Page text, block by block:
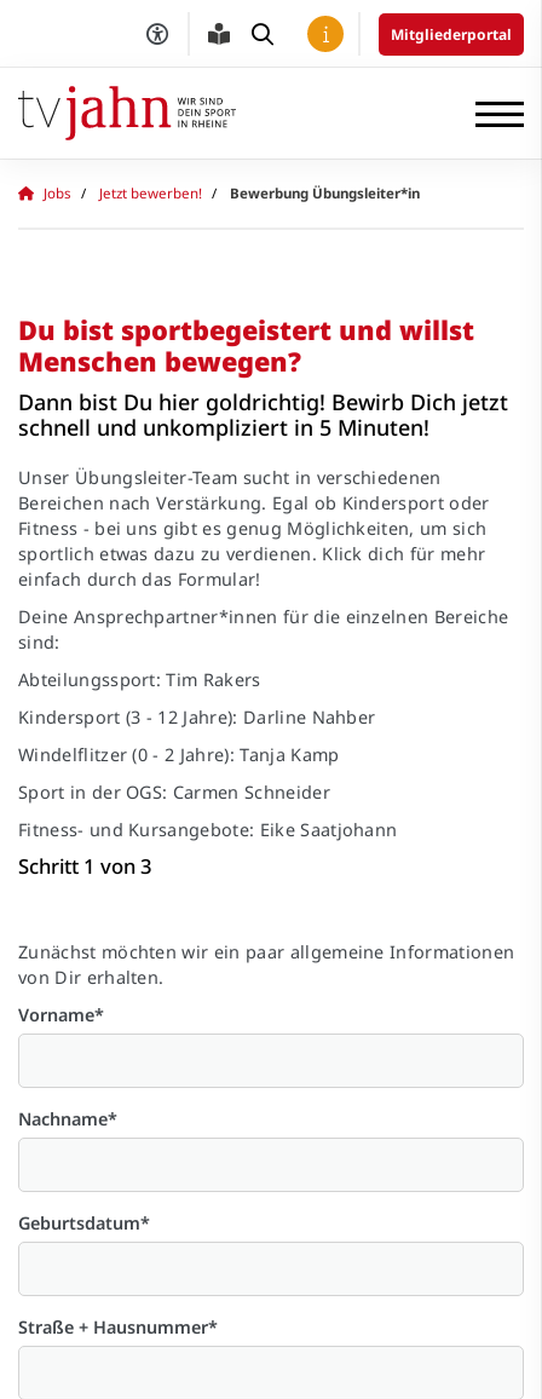
Mitgliederportal
Jobs Jetzt bewerben! Bewerbung Übungsleiter*in
Du bist sportbegeistert und willst
Menschen bewegen?
Dann bist Du hier goldrichtig! Bewirb Dich jetzt
schnell und unkompliziert in 5 Minuten!
Unser Übungsleiter-Team sucht in verschiedenen
Bereichen nach Verstärkung. Egal ob Kindersport oder
Fitness - bei uns gibt es genug Möglichkeiten, um sich
sportlich etwas dazu zu verdienen. Klick dich für mehr
einfach durch das Formular!
Deine Ansprechpartner*innen für die einzelnen Bereiche
sind:
Abteilungssport:Tim Rakers
Kindersport (3 - 12 Jahre): Darline Nahber
Windelflitzer (0 - 2 Jahre):Tanja Kamp
Sport in der OGS: Carmen Schneider
Fitness- und Kursangebote: Eike Saatjohann
Schritt 1 von 3
Zunächst möchten wir ein paar allgemeine Informationen
von Dir erhalten.
Vorname*
Nachname*
Geburtsdatum*
Straße + Hausnummer*